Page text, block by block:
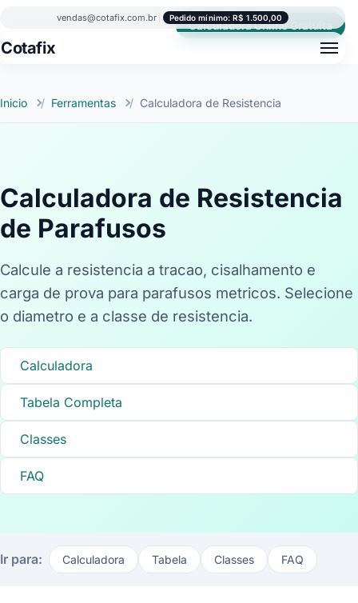
vendas@cotafix.com.br Pedido mínimo: R$ 1.500,00
Cotafix
Inicio Ferramentas Calculadora de Resistencia
Calculadora Online Gratuita
Calculadora de Resistencia
de Parafusos
Calcule a resistencia a tracao, cisalhamento e
carga de prova para parafusos metricos. Selecione
o diametro e a classe de resistencia.
Calculadora
Tabela Completa
Classes
FAQ
Ir para: Calculadora Tabela Classes FAQ